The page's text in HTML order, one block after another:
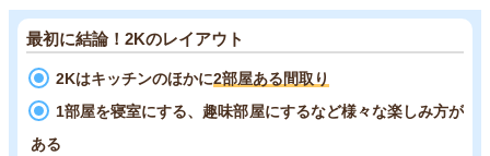
最初に結論！2Kのレイアウト
2Kはキッチンのほかに2部屋ある間取り
1部屋を寝室にする、趣味部屋にするなど様々な楽しみ方が
ある